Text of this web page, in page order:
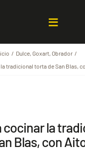
Toggle
Dulce Goxart Obrador
tradicional torta de San Blas,
cocinar la
Blas, con